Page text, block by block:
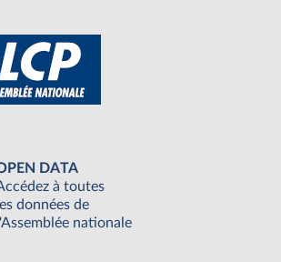
DATA
à toutes
les données de
l'Assemblée nationale